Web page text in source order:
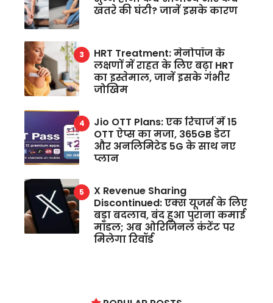
खतरे की घंटी? जानें इसके कारण
HRT Treatment: मेनोपॉज के
लक्षणों में राहत के लिए बढ़ा HRT
का इस्तेमाल, जानें इसके गंभीर
जोखिम
Jio OTT Plans: एक रिचार्ज में 15
OTT ऐप्स का मजा, 365GB डेटा
और अनलिमिटेड 5G के साथ नए
प्लान
X Revenue Sharing
Discontinued: एक्स यूजर्स के लिए
बड़ा बदलाव, बंद हुआ पुराना कमाई
मॉडल; अब ओरिजिनल कंटेंट पर
मिलेगा रिवॉर्ड